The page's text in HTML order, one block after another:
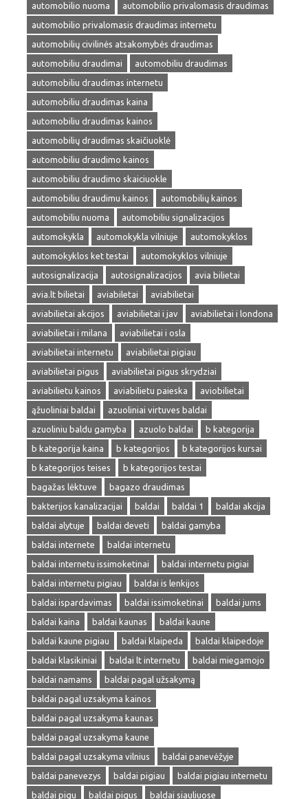
automobilio nuoma
automobilio privalomasis draudimas
automobilio privalomasis draudimas internetu
automobilių civilinės atsakomybės draudimas
automobiliu draudimai
automobiliu draudimas
automobiliu draudimas internetu
automobiliu draudimas kaina
automobiliu draudimas kainos
automobilių draudimas skaičiuoklė
automobiliu draudimo kainos
automobiliu draudimo skaiciuokle
automobiliu draudimu kainos
automobilių kainos
automobiliu nuoma
automobiliu signalizacijos
automokykla
automokykla vilniuje
automokyklos
automokyklos ket testai
automokyklos vilniuje
autosignalizacija
autosignalizacijos
avia bilietai
avia.lt bilietai
aviabiletai
aviabilietai
aviabilietai akcijos
aviabilietai i jav
aviabilietai i londona
aviabilietai i milana
aviabilietai i osla
aviabilietai internetu
aviabilietai pigiau
aviabilietai pigus
aviabilietai pigus skrydziai
aviabilietu kainos
aviabilietu paieska
aviobilietai
ąžuoliniai baldai
azuoliniai virtuves baldai
azuoliniu baldu gamyba
azuolo baldai
b kategorija
b kategorija kaina
b kategorijos
b kategorijos kursai
b kategorijos teises
b kategorijos testai
bagažas lėktuve
bagazo draudimas
bakterijos kanalizacijai
baldai baldai 1
baldai akcija
baldai alytuje
baldai deveti
baldai gamyba
baldai internete
baldai internetu
baldai internetu issimoketinai
baldai internetu pigiai
baldai internetu pigiau
baldai is lenkijos
baldai ispardavimas
baldai issimoketinai
baldai jums
baldai kaina
baldai kaunas
baldai kaune
baldai kaune pigiau
baldai klaipeda
baldai klaipedoje
baldai klasikiniai
baldai lt internetu
baldai miegamojo
baldai namams
baldai pagal užsakymą
baldai pagal uzsakyma kainos
baldai pagal uzsakyma kaunas
baldai pagal uzsakyma kaune
baldai pagal uzsakyma vilnius
baldai panevėžyje
baldai panevezys
baldai pigiau
baldai pigiau internetu
baldai pigu
baldai pigus baldai siauliuose